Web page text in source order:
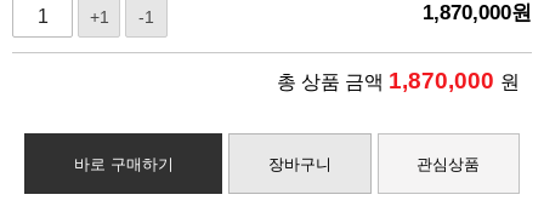
+1 -1 1,870,000원
총 상품 금액 1,870,000 원
바로 구매하기 장바구니 관심상품